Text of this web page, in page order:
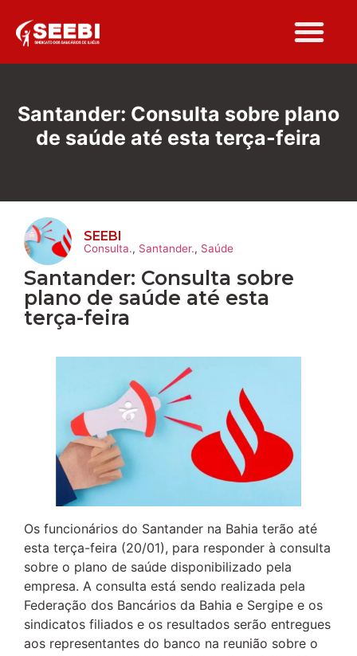
Santander: Consulta sobre plano
de saúde até esta terça-feira
SEEBI
Consulta., Santander., Saúde
Santander: Consulta sobre
plano de saúde até esta
terça-feira
Os funcionários do Santander na Bahia terão até
esta terça-feira (20/01), para responder à consulta
sobre o plano de saúde disponibilizado pela
empresa. A consulta está sendo realizada pela
Federação dos Bancários da Bahia e Sergipe e os
sindicatos filiados e os resultados serão entregues
aos representantes do banco na reunião sobre o